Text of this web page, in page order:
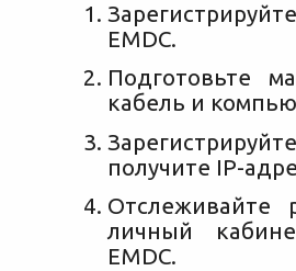
EMDC.
Подготовьте
кабель и
получите IP-
Отслеживайте
личный
EMDC.